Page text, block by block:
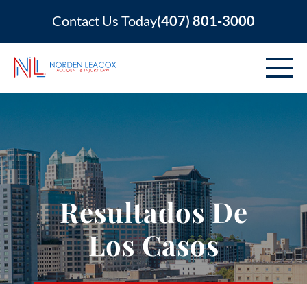
Contact Us Today(407) 801-3000
LESIONES PERSONALES
ACCIDENTES DE VEHÍCULO
ÁREAS QUE CUBRIMOS
RECURSOS
Resultados De
Los Casos